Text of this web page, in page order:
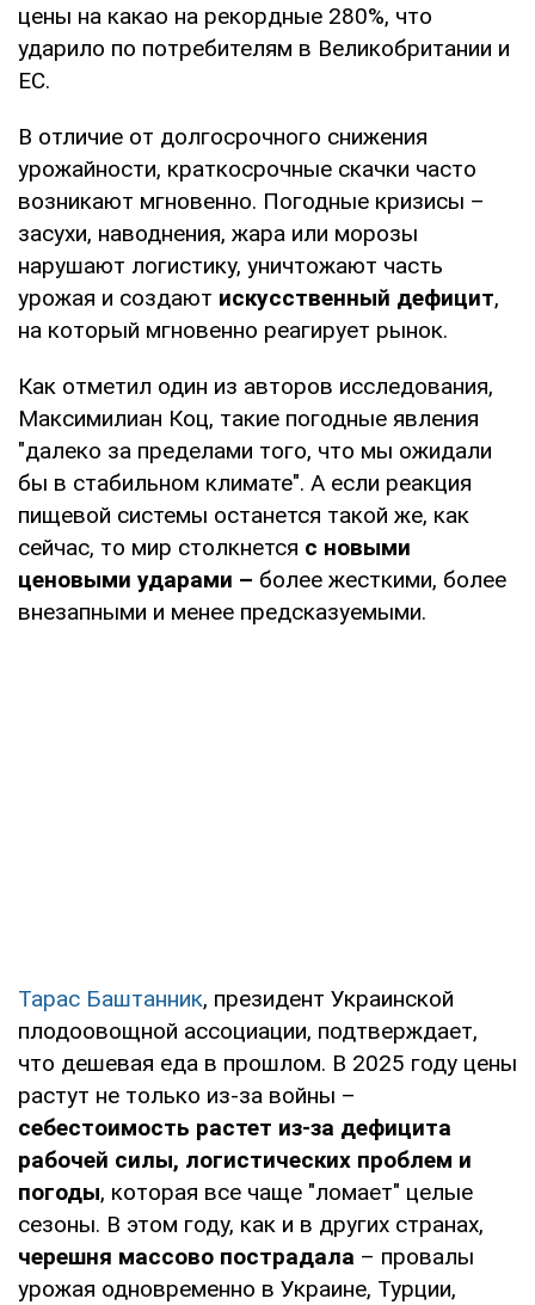
цены на какао на рекордные 280%, что
ударило по потребителям в Великобритании и
ЕС.
В отличие от долгосрочного снижения
урожайности, краткосрочные скачки часто
возникают мгновенно. Погодные кризисы –
засухи, наводнения, жара или морозы
нарушают логистику, уничтожают часть
урожая и создают искусственный дефицит,
на который мгновенно реагирует рынок.
Как отметил один из авторов исследования,
Максимилиан Коц, такие погодные явления
"далеко за пределами того, что мы ожидали
бы в стабильном климате". А если реакция
пищевой системы останется такой же, как
сейчас, то мир столкнется с новыми
ценовыми ударами – более жесткими, более
внезапными и менее предсказуемыми.
Тарас Баштанник, президент Украинской
плодоовощной ассоциации, подтверждает,
что дешевая еда в прошлом. В 2025 году цены
растут не только из-за войны –
себестоимость растет из-за дефицита
рабочей силы, логистических проблем и
погоды, которая все чаще "ломает" целые
сезоны. В этом году, как и в других странах,
черешня массово пострадала – провалы
урожая одновременно в Украине, Турции,